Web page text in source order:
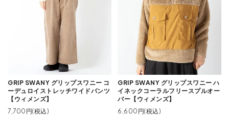
GRIP SWANY グリップスワニー コ
ーデュロイストレッチワイドパンツ
【ウィメンズ】
7,700円(税込)
GRIP SWANY グリップスワニー ハ
イネックコーラルフリースプルオー
バー【ウィメンズ】
6,600円(税込)